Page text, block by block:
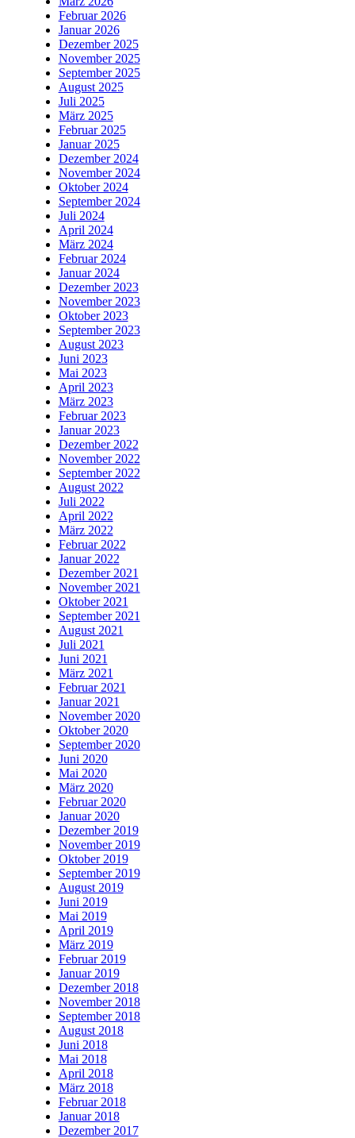
Februar 2026
Januar 2026
Dezember 2025
November 2025
September 2025
August 2025
Juli 2025
März 2025
Februar 2025
Januar 2025
Dezember 2024
November 2024
Oktober 2024
September 2024
Juli 2024
April 2024
März 2024
Februar 2024
Januar 2024
Dezember 2023
November 2023
Oktober 2023
September 2023
August 2023
Juni 2023
Mai 2023
April 2023
März 2023
Februar 2023
Januar 2023
Dezember 2022
November 2022
September 2022
August 2022
Juli 2022
April 2022
März 2022
Februar 2022
Januar 2022
Dezember 2021
November 2021
Oktober 2021
September 2021
August 2021
Juli 2021
Juni 2021
März 2021
Februar 2021
Januar 2021
November 2020
Oktober 2020
September 2020
Juni 2020
Mai 2020
März 2020
Februar 2020
Januar 2020
Dezember 2019
November 2019
Oktober 2019
September 2019
August 2019
Juni 2019
Mai 2019
April 2019
März 2019
Februar 2019
Januar 2019
Dezember 2018
November 2018
September 2018
August 2018
Juni 2018
Mai 2018
April 2018
März 2018
Februar 2018
Januar 2018
Dezember 2017